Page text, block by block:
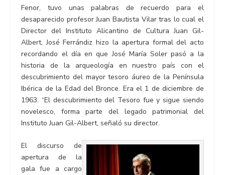
Fenor, tuvo unas palabras de recuerdo para el
desaparecido profesor Juan Bautista Vilar tras lo cual el
Director del Instituto Alicantino de Cultura Juan Gil-
Albert, José Ferrándiz hizo la apertura formal del acto
recordando el día en que José María Soler pasó a la
historia de la arqueología en nuestro país con el
descubrimiento del mayor tesoro áureo de la Península
Ibérica de la Edad del Bronce. Era el 1 de diciembre de
1963. “El descubrimiento del Tesoro fue y sigue siendo
novelesco, forma parte del legado patrimonial del
Instituto Juan Gil-Albert, señaló su director.
El discurso de
apertura de la
gala fue a cargo